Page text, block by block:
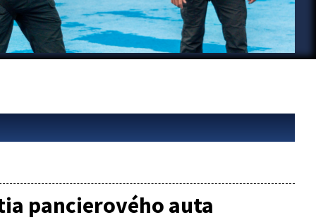
pancierového auta